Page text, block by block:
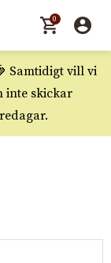
0
Samtidigt vill vi
inte skickar